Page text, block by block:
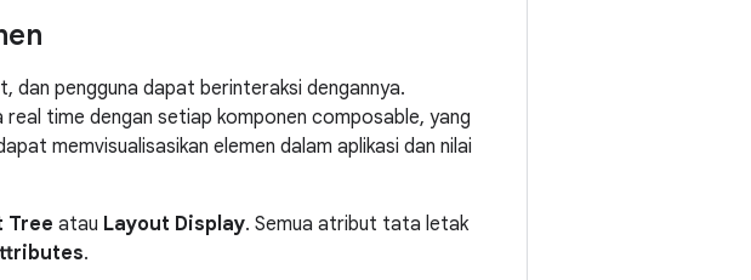
dan pengguna dapat berinteraksi dengannya.
real time dengan setiap komponen composable, yang
memvisualisasikan elemen dalam aplikasi dan nilai
Tree atau Layout Display. Semua atribut tata letak
.